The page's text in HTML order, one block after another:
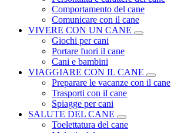
Comportamento del cane
Comunicare con il cane
VIVERE CON UN CANE
Giochi per cani
Portare fuori il cane
Cani e bambini
VIAGGIARE CON IL CANE
Preparare le vacanze con il cane
Trasporti con il cane
Spiagge per cani
SALUTE DEL CANE
Toelettatura del cane